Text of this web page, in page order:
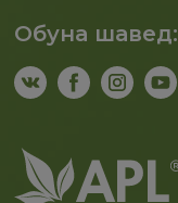
Обуна шавед: